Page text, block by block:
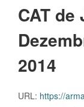
CAT de
2014
URL: https://armazenamento-dadosabertos.s3.sa-east-